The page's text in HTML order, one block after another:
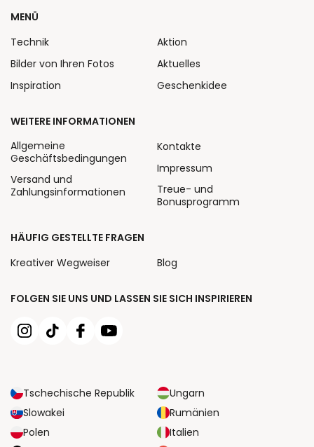
FOLGEN SIE UNS UND LASSEN SIE SICH INSPIRIEREN
Tschechische Republik
Ungarn
Slowakei
Rumänien
Polen
Italien
MENÜ
Technik
Bilder von Ihren Fotos
Inspiration
Aktion
Aktuelles
Geschenkidee
WEITERE INFORMATIONEN
Allgemeine
Geschäftsbedingungen
Versand und
Zahlungsinformationen
Kontakte
Impressum
Treue- und
Bonusprogramm
HÄUFIG GESTELLTE FRAGEN
Kreativer Wegweiser
Blog